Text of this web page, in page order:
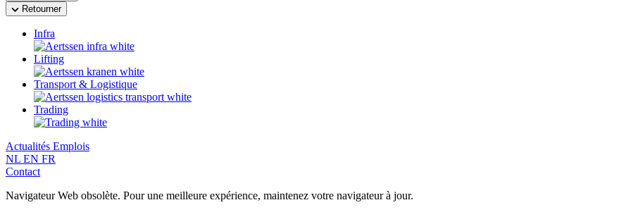
Retourner
Infra
Lifting
Transport & Logistique
Trading
Actualités Emplois
NL EN FR
Contact
Navigateur Web obsolète. Pour une meilleure expérience, maintenez votre navigateur à jour.